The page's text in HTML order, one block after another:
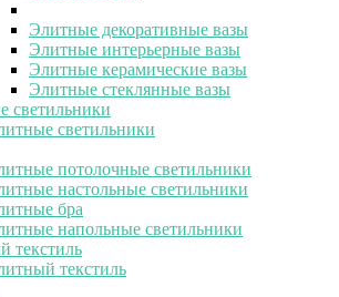
Элитные декоративные вазы
Элитные интерьерные вазы
Элитные керамические вазы
Элитные стеклянные вазы
светильники
светильники
потолочные светильники
настольные светильники
бра
напольные светильники
текстиль
текстиль